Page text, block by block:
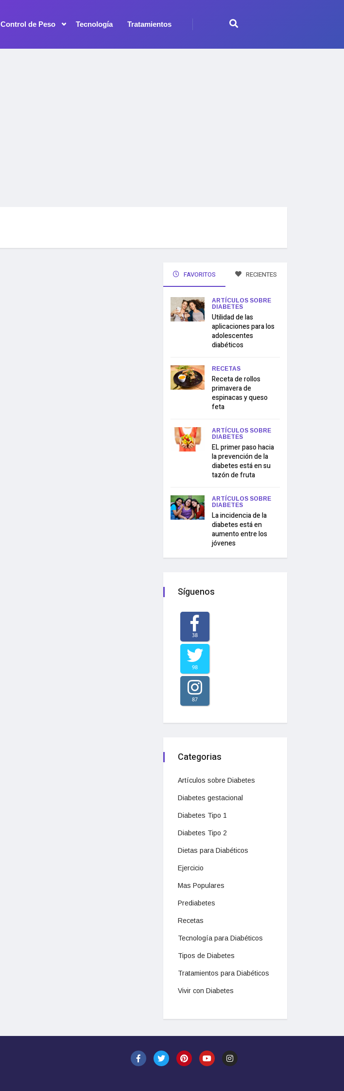
Control de Peso Tecnología Tratamientos
FAVORITOS RECIENTES
ARTÍCULOS SOBRE
DIABETES
Utilidad de las
aplicaciones para los
adolescentes
diabéticos
RECETAS
Receta de rollos
primavera de
espinacas y queso
feta
ARTÍCULOS SOBRE
DIABETES
EL primer paso hacia
la prevención de la
diabetes está en su
tazón de fruta
ARTÍCULOS SOBRE
DIABETES
La incidencia de la
diabetes está en
aumento entre los
jóvenes
Síguenos
38
98
87
Categorias
Artículos sobre Diabetes
Diabetes gestacional
Diabetes Tipo 1
Diabetes Tipo 2
Dietas para Diabéticos
Ejercicio
Mas Populares
Prediabetes
Recetas
Tecnología para Diabéticos
Tipos de Diabetes
Tratamientos para Diabéticos
Vivir con Diabetes